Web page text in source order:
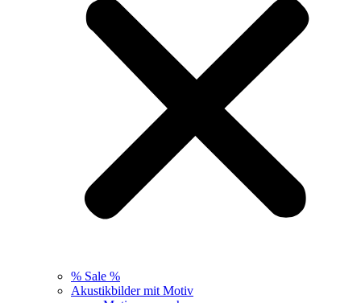
% Sale %
Akustikbilder mit Motiv